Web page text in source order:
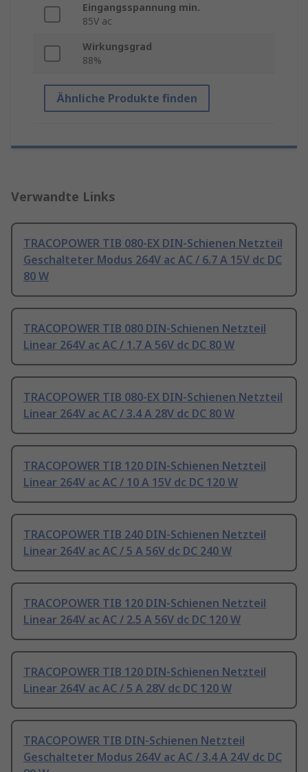
Eingangsspannung min.
85V ac
Wirkungsgrad
88%
Ähnliche Produkte finden
Verwandte Links
TRACOPOWER TIB 080-EX DIN-Schienen Netzteil
Geschalteter Modus 264V ac AC / 6.7 A 15V dc DC
80 W
TRACOPOWER TIB 080 DIN-Schienen Netzteil
Linear 264V ac AC / 1.7 A 56V dc DC 80 W
TRACOPOWER TIB 080-EX DIN-Schienen Netzteil
Linear 264V ac AC / 3.4 A 28V dc DC 80 W
TRACOPOWER TIB 120 DIN-Schienen Netzteil
Linear 264V ac AC / 10 A 15V dc DC 120 W
TRACOPOWER TIB 240 DIN-Schienen Netzteil
Linear 264V ac AC / 5 A 56V dc DC 240 W
TRACOPOWER TIB 120 DIN-Schienen Netzteil
Linear 264V ac AC / 2.5 A 56V dc DC 120 W
TRACOPOWER TIB 120 DIN-Schienen Netzteil
Linear 264V ac AC / 5 A 28V dc DC 120 W
TRACOPOWER TIB DIN-Schienen Netzteil
Geschalteter Modus 264V ac AC / 3.4 A 24V dc DC